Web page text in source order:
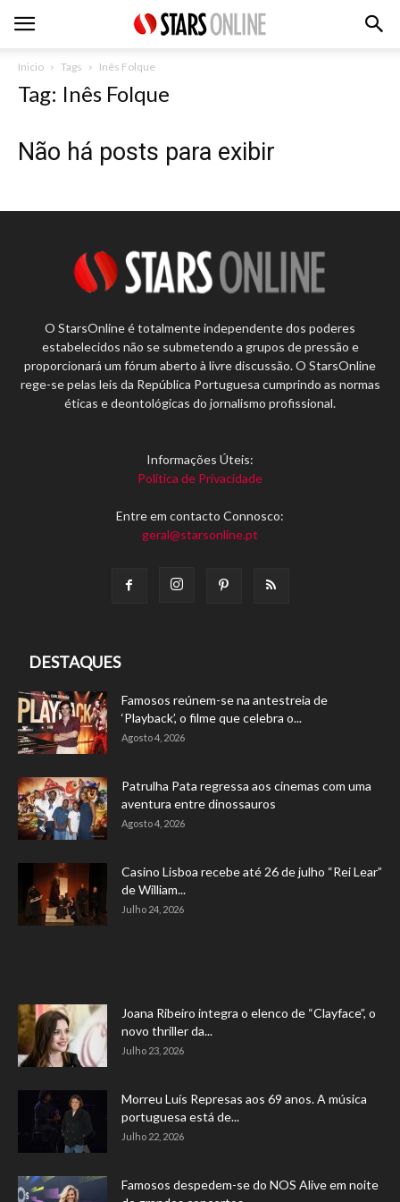
Inicio Tags Inês Folque
Tag: Inês Folque
Não há posts para exibir
O StarsOnline é totalmente independente dos poderes
estabelecidos não se submetendo a grupos de pressão e
proporcionará um fórum aberto à livre discussão. O StarsOnline
rege-se pelas leis da República Portuguesa cumprindo as normas
éticas e deontológicas do jornalismo profissional.
Informações Úteis:
Política de Privacidade
Entre em contacto Connosco:
geral@starsonline.pt
DESTAQUES
Famosos reúnem-se na antestreia de
‘Playback’, o filme que celebra o...
Agosto 4, 2026
Patrulha Pata regressa aos cinemas com uma
aventura entre dinossauros
Agosto 4, 2026
Casino Lisboa recebe até 26 de julho “Rei Lear”
de William...
Julho 24, 2026
Joana Ribeiro integra o elenco de “Clayface”, o
novo thriller da...
Julho 23, 2026
Morreu Luís Represas aos 69 anos. A música
portuguesa está de...
Julho 22, 2026
Famosos despedem-se do NOS Alive em noite